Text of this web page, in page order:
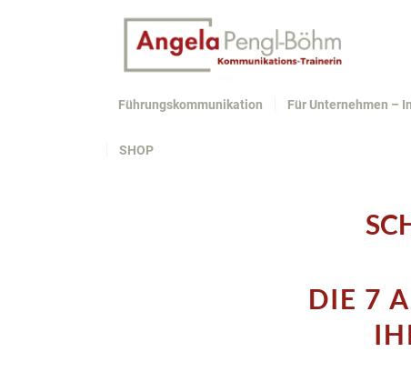
Führungskommunikation Für Unternehmen –
SHOP
DIE 7